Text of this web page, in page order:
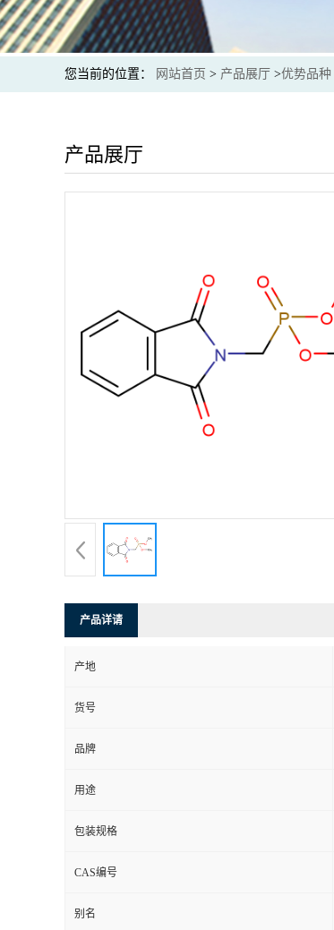
您当前的位置： 网站首页 > 产品展厅 >优势品种
产品展厅
产品详请
产地
货号
品牌
用途
包装规格
CAS编号
别名